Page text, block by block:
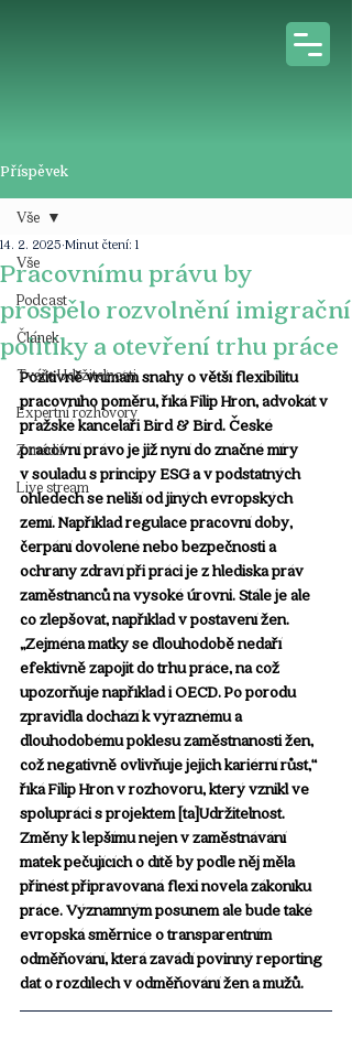
Příspěvek
Vše
Podcast
Článek
Tváře Udržitelnosti
Expertní rozhovory
Z médií
Live stream
Vše
Pracovnímu právu by
prospělo rozvolnění imigrační
politiky a otevření trhu práce
14. 2. 2025 Minut čtení: 1
Pozitivně vnímám snahy o větší flexibilitu
pracovního poměru, říká Filip Hron, advokát v
pražské kanceláři Bird & Bird. České
pracovní právo je již nyní do značné míry
v souladu s principy ESG a v podstatných
ohledech se neliší od jiných evropských
zemí. Například regulace pracovní doby,
čerpání dovolené nebo bezpečnosti a
ochrany zdraví při práci je z hlediska práv
zaměstnanců na vysoké úrovni. Stále je ale
co zlepšovat, například v postavení žen.
„Zejména matky se dlouhodobě nedaří
efektivně zapojit do trhu práce, na což
upozorňuje například i OECD. Po porodu
zpravidla dochází k výraznému a
dlouhodobému poklesu zaměstnanosti žen,
což negativně ovlivňuje jejich kariérní růst,“
říká Filip Hron v rozhovoru, který vznikl ve
spolupráci s projektem [ta]Udržitelnost.
Změny k lepšímu nejen v zaměstnávání
matek pečujících o dítě by podle něj měla
přinést připravovaná flexi novela zákoníku
práce. Významným posunem ale bude také
evropská směrnice o transparentním
odměňování, která zavádí povinný reporting
dat o rozdílech v odměňování žen a mužů.